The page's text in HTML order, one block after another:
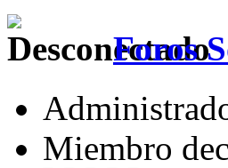
Foros
Miembro